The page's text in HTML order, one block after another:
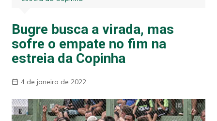
Bugre busca a virada, mas
sofre o empate no fim na
estreia da Copinha
4 de janeiro de 2022